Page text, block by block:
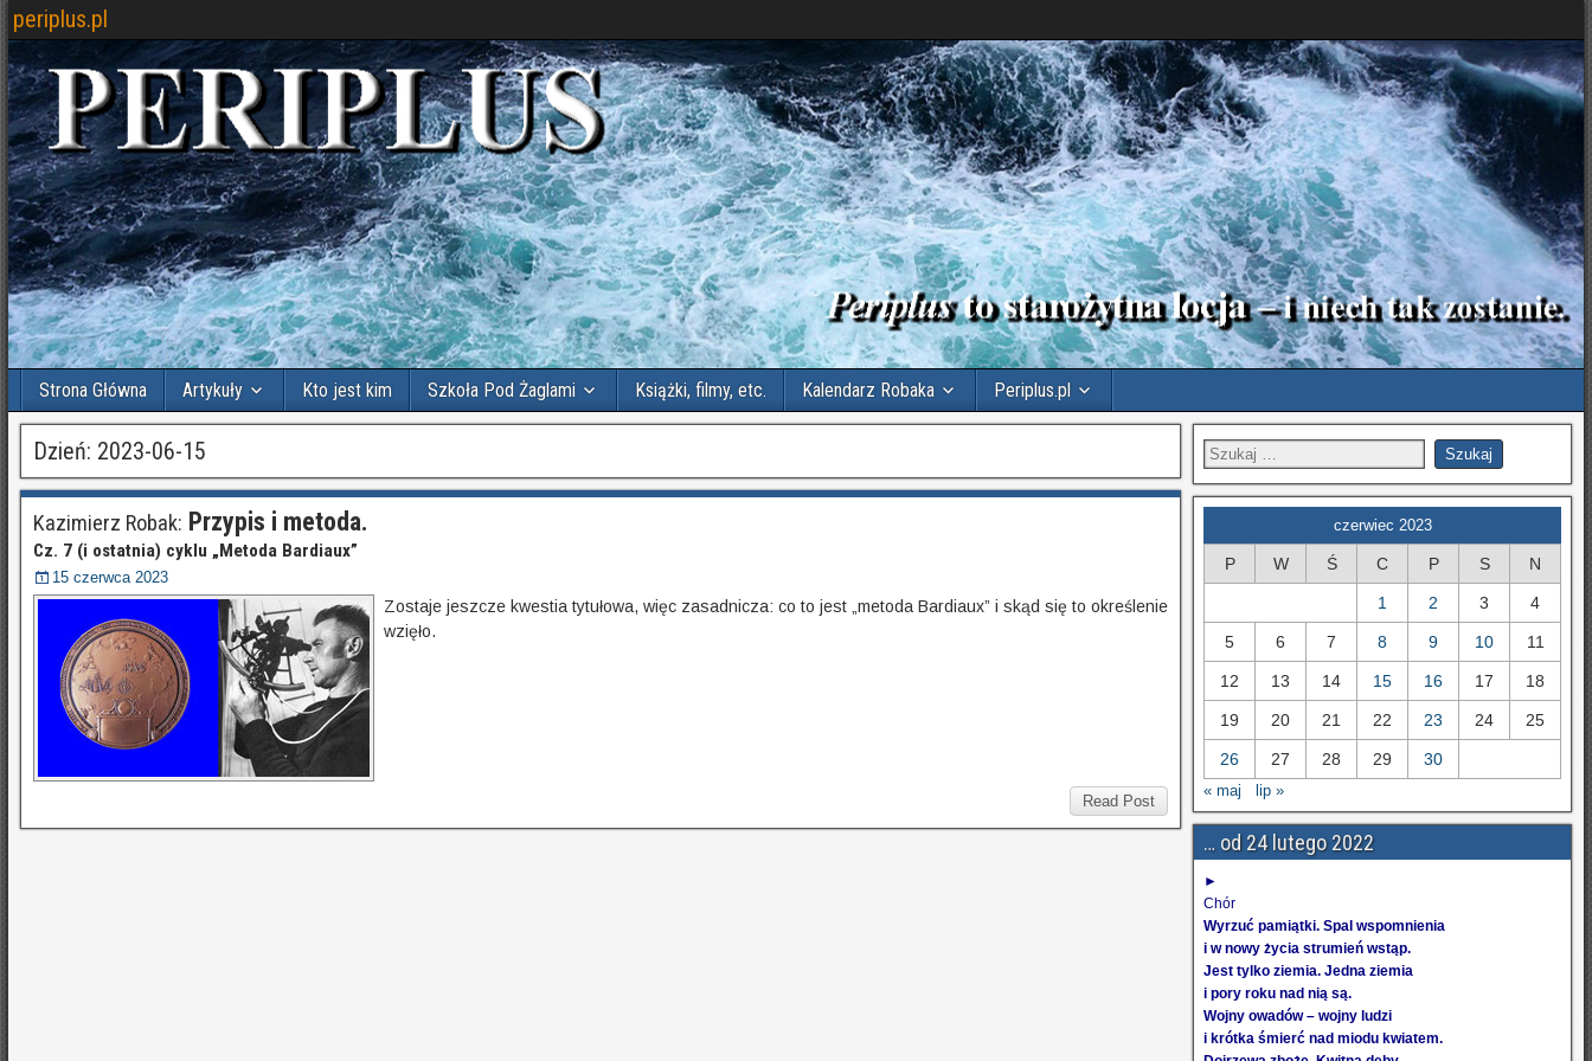
periplus.pl
Strona Główna Artykuły Kto jest kim Szkoła Pod Żaglami Książki, filmy, etc. Kalendarz Robaka Periplus.pl
Dzień: 2023-06-15
Kazimierz Robak: Przypis i metoda.
Cz. 7 (i ostatnia) cyklu „Metoda Bardiaux”
15 czerwca 2023
Zostaje jeszcze kwestia tytułowa, więc zasadnicza: co to jest „metoda Bardiaux” i skąd się to określenie
wzięło.
Read Post
czerwiec 2023
P W Ś C P S N
1 2 3 4
5 6 7 8 9 10 11
12 13 14 15 16 17 18
19 20 21 22 23 24 25
26 27 28 29 30
« maj lip »
… od 24 lutego 2022
►
Chór
Wyrzuć pamiątki. Spal wspomnienia
i w nowy życia strumień wstąp.
Jest tylko ziemia. Jedna ziemia
i pory roku nad nią są.
Wojny owadów – wojny ludzi
i krótka śmierć nad miodu kwiatem.